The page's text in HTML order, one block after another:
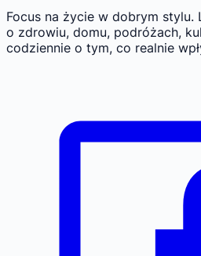
Focus na życie w dobrym stylu.
o zdrowiu, domu, podróżach,
codziennie o tym, co realnie